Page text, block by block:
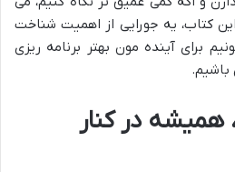
کتاب، یه جورایی از اهمیت شناخت
برای آینده مون بهتر برنامه ریزی
باشیم.
همیشه در کنار